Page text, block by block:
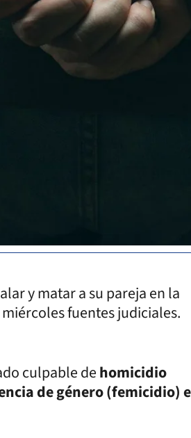
y matar a su pareja en la
fuentes judiciales.
culpable dehomicidio
de género (femicidio)